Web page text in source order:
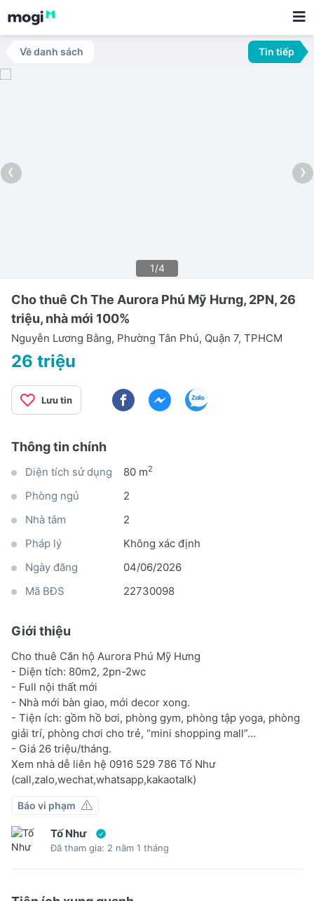
Về danh sách Tin tiếp
‹ ›
1/4
Cho thuê Ch The Aurora Phú Mỹ Hưng, 2PN, 26
triệu, nhà mới 100%
Nguyễn Lương Bằng, Phường Tân Phú, Quận 7, TPHCM
26 triệu
Lưu tin
Thông tin chính
Diện tích sử dụng 80 m2
Phòng ngủ
2
Nhà tắm
2
Pháp lý
Không xác định
Ngày đăng
04/06/2026
Mã BĐS
22730098
Giới thiệu
Cho thuê Căn hộ Aurora Phú Mỹ Hưng
- Diện tích: 80m2, 2pn-2wc
- Full nội thất mới
- Nhà mới bàn giao, mới decor xong.
- Tiện ích: gồm hồ bơi, phòng gym, phòng tập yoga, phòng
giải trí, phòng chơi cho trẻ, “mini shopping mall”…
- Giá 26 triệu/tháng.
Xem nhà dễ liên hệ 0916 529 786 Tố Như
(call,zalo,wechat,whatsapp,kakaotalk)
Báo vi phạm
Tố Như
Đã tham gia: 2 năm 1 tháng